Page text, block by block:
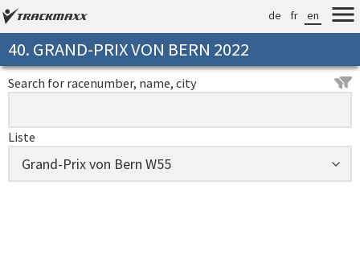
de fr en
40. GRAND-PRIX VON BERN 2022
Search for racenumber, name, city
Liste